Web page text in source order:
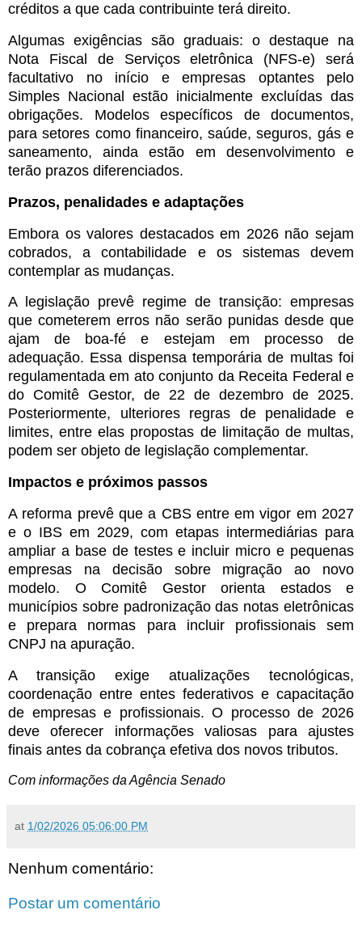
créditos a que cada contribuinte terá direito.
Algumas exigências são graduais: o destaque na
Nota Fiscal de Serviços eletrônica (NFS-e) será
facultativo no início e empresas optantes pelo
Simples Nacional estão inicialmente excluídas das
obrigações. Modelos específicos de documentos,
para setores como financeiro, saúde, seguros, gás e
saneamento, ainda estão em desenvolvimento e
terão prazos diferenciados.
Prazos, penalidades e adaptações
Embora os valores destacados em 2026 não sejam
cobrados, a contabilidade e os sistemas devem
contemplar as mudanças.
A legislação prevê regime de transição: empresas
que cometerem erros não serão punidas desde que
ajam de boa-fé e estejam em processo de
adequação. Essa dispensa temporária de multas foi
regulamentada em ato conjunto da Receita Federal e
do Comitê Gestor, de 22 de dezembro de 2025.
Posteriormente, ulteriores regras de penalidade e
limites, entre elas propostas de limitação de multas,
podem ser objeto de legislação complementar.
Impactos e próximos passos
A reforma prevê que a CBS entre em vigor em 2027
e o IBS em 2029, com etapas intermediárias para
ampliar a base de testes e incluir micro e pequenas
empresas na decisão sobre migração ao novo
modelo. O Comitê Gestor orienta estados e
municípios sobre padronização das notas eletrônicas
e prepara normas para incluir profissionais sem
CNPJ na apuração.
A transição exige atualizações tecnológicas,
coordenação entre entes federativos e capacitação
de empresas e profissionais. O processo de 2026
deve oferecer informações valiosas para ajustes
finais antes da cobrança efetiva dos novos tributos.
Com informações da Agência Senado
at 1/02/2026 05:06:00 PM
Nenhum comentário:
Postar um comentário